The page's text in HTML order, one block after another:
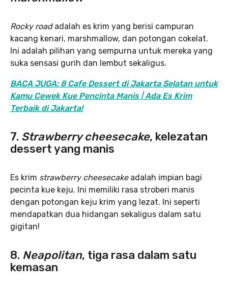
Rocky roadadalah es krim yang berisi campuran
kacang kenari, marshmallow, dan potongan cokelat.
Ini adalah pilihan yang sempurna untuk mereka yang
suka sensasi gurih dan lembut sekaligus.
BACA JUGA: 8 Cafe Dessert di Jakarta Selatan untuk
Kamu Cewek Kue Pencinta Manis | Ada Es Krim
Terbaik di Jakarta!
7. Strawberry cheesecake, kelezatan
dessert yang manis
Es krim strawberry cheesecake adalah impian bagi
pecinta kue keju. Ini memiliki rasa stroberi manis
dengan potongan keju krim yang lezat. Ini seperti
mendapatkan dua hidangan sekaligus dalam satu
gigitan!
8. Neapolitan, tiga rasa dalam satu
kemasan